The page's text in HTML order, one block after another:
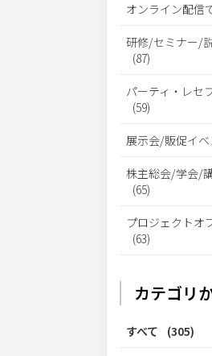
オンライン配信
研修/セミナー/
(87)
パーティ・レセ
(59)
展示会/販促イベ
株主総会/学会/
(65)
プロジェクトオ
(63)
カテゴリ
すべて (305)